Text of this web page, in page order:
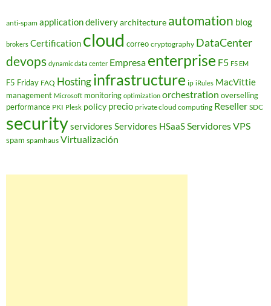
anti-spam application deliveryarchitecture automation blog
brokers Certification cloud correo cryptography DataCenter
devops dynamic data center Empresa enterprise F5 F5 EM
F5 Friday FAQ Hostinginfrastructure ip iRules MacVittie
management Microsoft monitoring optimization orchestration overselling
performance PKI Plesk policy precio private cloud computing Reseller SDC
securityservidores Servidores HSaaSServidores VPS
spam spamhaus Virtualización